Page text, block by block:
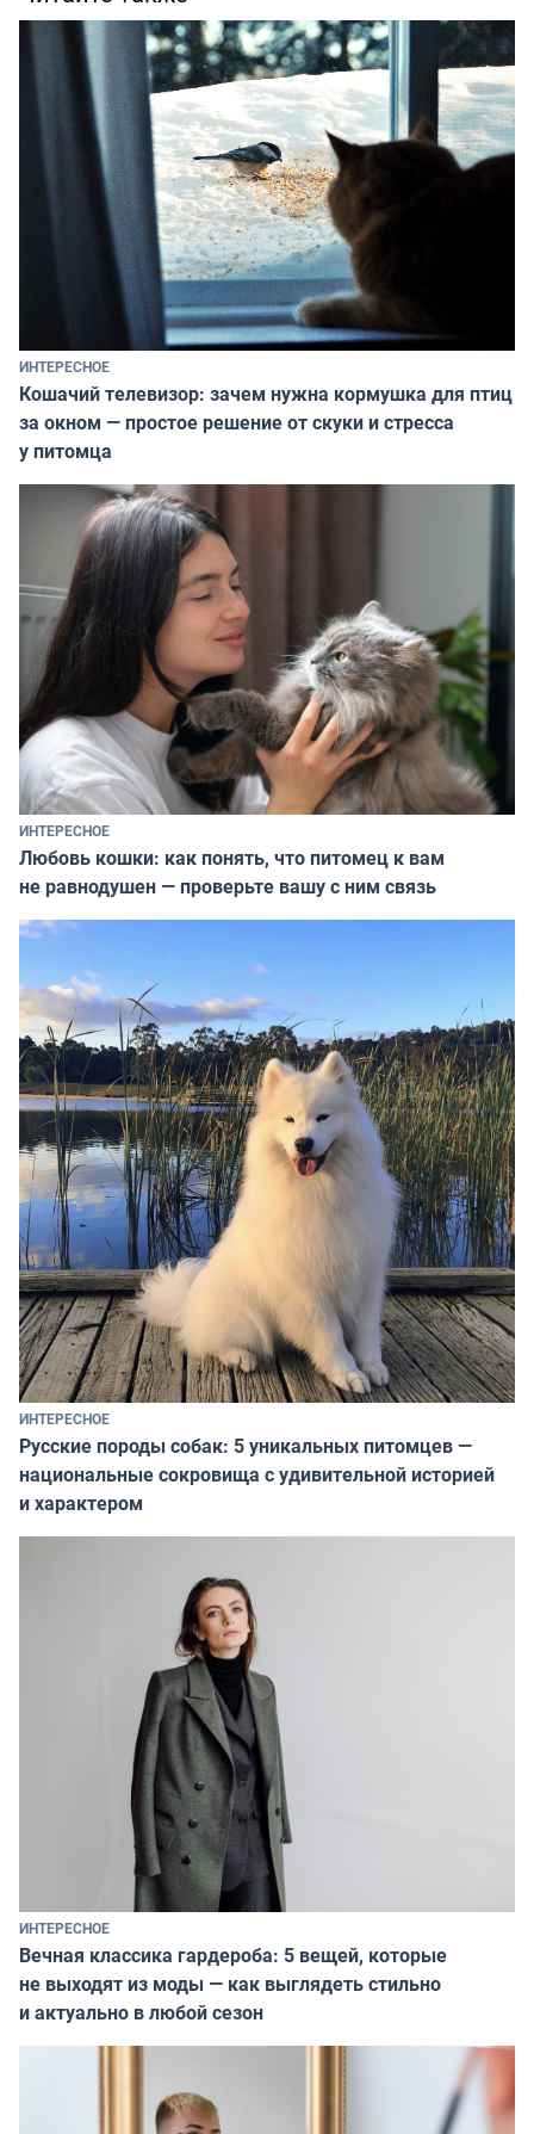
ИНТЕРЕСНОЕ
Кошачий телевизор: зачем нужна кормушка для птиц
за окном — простое решение от скуки и стресса
у питомца
ИНТЕРЕСНОЕ
Любовь кошки: как понять, что питомец к вам
не равнодушен — проверьте вашу с ним связь
ИНТЕРЕСНОЕ
Русские породы собак: 5 уникальных питомцев —
национальные сокровища с удивительной историей
и характером
ИНТЕРЕСНОЕ
Вечная классика гардероба: 5 вещей, которые
не выходят из моды — как выглядеть стильно
и актуально в любой сезон